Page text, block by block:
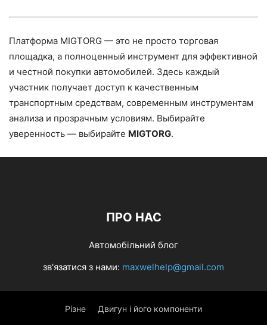
Платформа MIGTORG — это не просто торговая
площадка, а полноценный инструмент для эффективной
и честной покупки автомобилей. Здесь каждый
участник получает доступ к качественным
транспортным средствам, современным инструментам
анализа и прозрачным условиям. Выбирайте
уверенность — выбирайте MIGTORG.
ПРО НАС
Автомобільний блог
зв'язатися з нами: maxwelhelp@gmail.com
Різне Двигун і його компоненти